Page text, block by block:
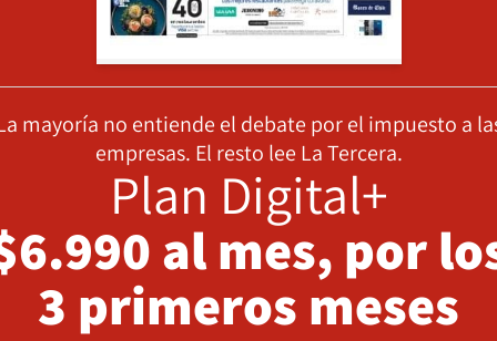
mayoría no entiende el debate por el impuesto a
empresas. El resto lee La Tercera.
Plan Digital+
al mes, por
3 primeros meses